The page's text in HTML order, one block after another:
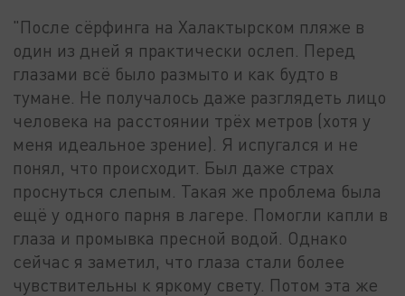
"После сёрфинга на Халактырском пляже в
один из дней я практически ослеп. Перед
глазами всё было размыто и как будто в
тумане. Не получалось даже разглядеть лицо
человека на расстоянии трёх метров (хотя у
меня идеальное зрение). Я испугался и не
понял, что происходит. Был даже страх
проснуться слепым. Такая же проблема была
ещё у одного парня в лагере. Помогли капли в
глаза и промывка пресной водой. Однако
сейчас я заметил, что глаза стали более
чувствительны к яркому свету. Потом эта же